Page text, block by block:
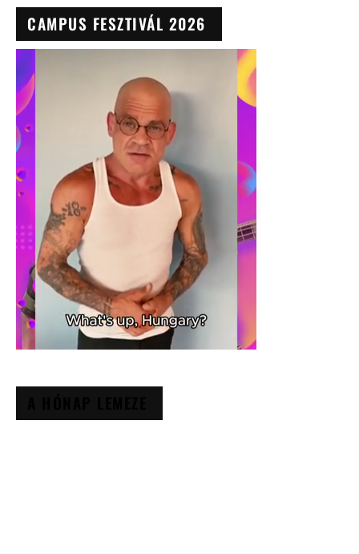
CAMPUS FESZTIVÁL 2026